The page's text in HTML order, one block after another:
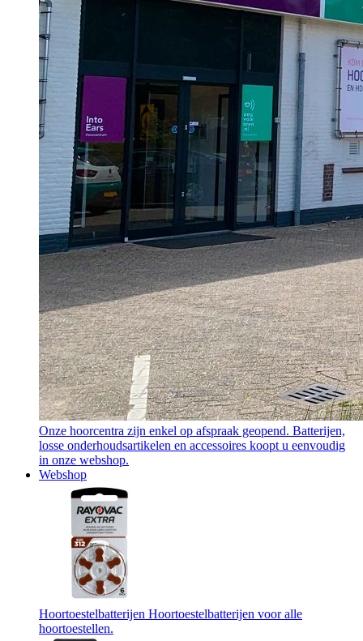
Onze hoorcentra zijn enkel op afspraak geopend. Batterijen,
losse onderhoudsartikelen en accessoires koopt u eenvoudig
in onze webshop.
Webshop
Hoortoestelbatterijen Hoortoestelbatterijen voor alle
hoortoestellen.